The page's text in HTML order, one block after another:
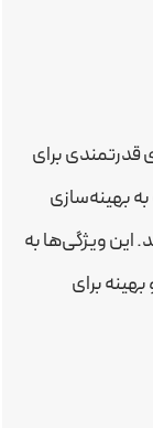
قدرتمندی برای
بهینه‌سازی
ویژگی‌ها به
برای